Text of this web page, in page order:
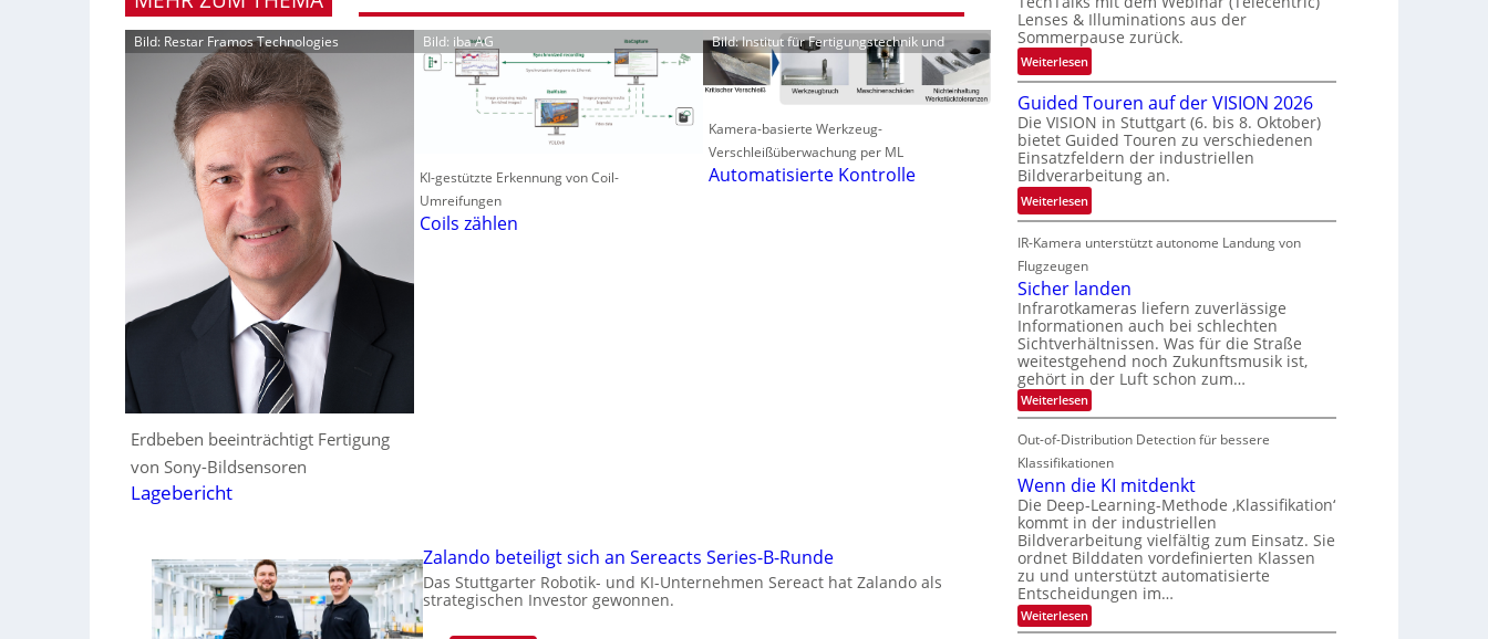
Bild: Restar Framos Technologies
Erdbeben beeinträchtigt Fertigung
von Sony-Bildsensoren
Lagebericht
Bild: iba AG
KI-gestützte Erkennung von Coil-
Umreifungen
Coils zählen
Bild: Institut für Fertigungstechnik und
Kamera-basierte Werkzeug-
Verschleißüberwachung per ML
Automatisierte Kontrolle
Zalando beteiligt sich an Sereacts Series-B-Runde
Das Stuttgarter Robotik- und KI-Unternehmen Sereact hat Zalando als
strategischen Investor gewonnen.
t
t
e
c
h
n
k
z
w
i
s
c
h
e
n
4
K
-
M
e
m
s
u
n
d
M
a
n
S
p
e
c
t
r
a
e
g
r
e
z
t
e
M
g
h
k
e
i
t
e
Lenses & Illuminations aus der
Sommerpause zurück.
Weiterlesen:
R
ü
c
k
k
e
h
d
e
r
i
n
V
I
S
I
O
N
T
e
c
h
T
a
l
k
Guided Touren auf der VISION 2026
Die VISION in Stuttgart (6. bis 8. Oktober)
bietet Guided Touren zu verschiedenen
Einsatzfeldern der industriellen
Bildverarbeitung an.
Weiterlesen:
G
u
i
d
e
d
T
o
u
r
a
u
f
d
e
r
V
I
IR-Kamera unterstützt autonome Landung von
Flugzeugen
Sicher landen
Infrarotkameras liefern zuverlässige
Informationen auch bei schlechten
Sichtverhältnissen. Was für die Straße
weitestgehend noch Zukunftsmusik ist,
gehört in der Luft schon zum…
Weiterlesen:
S
c
h
r
l
a
n
d
e
n
Out-of-Distribution Detection für bessere
Klassifikationen
Wenn die KI mitdenkt
Die Deep-Learning-Methode ‚Klassifikation‘
kommt in der industriellen
Bildverarbeitung vielfältig zum Einsatz. Sie
ordnet Bilddaten vordefinierten Klassen
zu und unterstützt automatisierte
Entscheidungen im…
Weiterlesen:
W